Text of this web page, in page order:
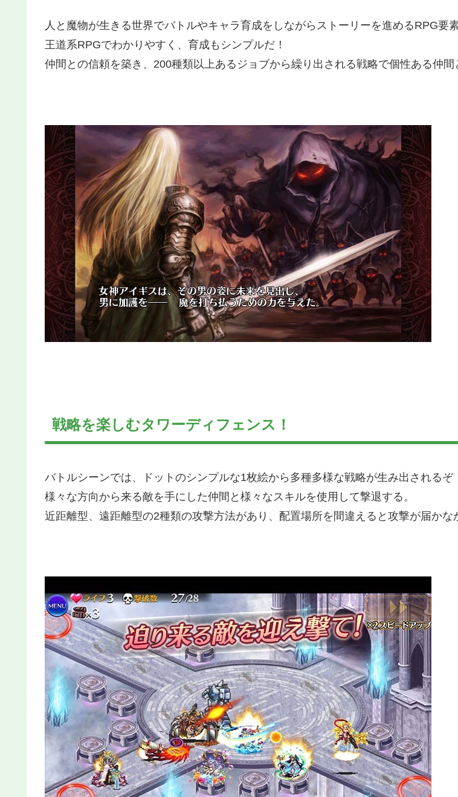
人と魔物が生きる世界でバトルやキャラ育成をしながらストーリーを進めるRPG要
王道系RPGでわかりやすく、育成もシンプルだ！
仲間との信頼を築き、200種類以上あるジョブから繰り出される戦略で個性ある仲間
戦略を楽しむタワーディフェンス！
バトルシーンでは、ドットのシンプルな1枚絵から多種多様な戦略が生み出されるぞ
様々な方向から来る敵を手にした仲間と様々なスキルを使用して撃退する。
近距離型、遠距離型の2種類の攻撃方法があり、配置場所を間違えると攻撃が届かな